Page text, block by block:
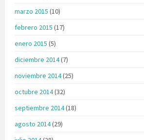
marzo 2015 (10)
febrero 2015 (17)
enero 2015 (5)
diciembre 2014(7)
noviembre 2014(25)
octubre 2014(32)
septiembre 2014(18)
agosto 2014(29)